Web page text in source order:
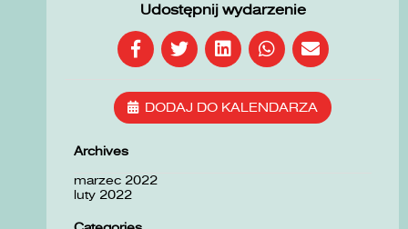
Udostępnij wydarzenie
DODAJ DO KALENDARZA
Archives
marzec 2022
luty 2022